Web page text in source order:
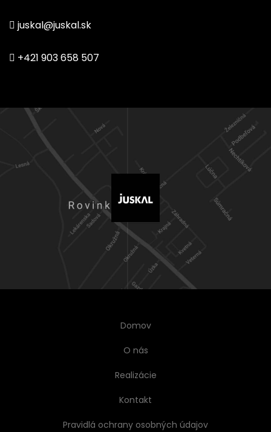
juskal@juskal.sk
+421 903 658 507
Domov
O nás
Realizácie
Kontakt
Pravidlá ochrany osobných údajov